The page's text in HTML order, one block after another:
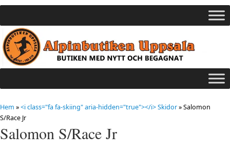
Hem »<i class="fa fa-skiing" aria-hidden="true"></i> Skidor»Salomon
S/Race Jr
Salomon S/Race Jr